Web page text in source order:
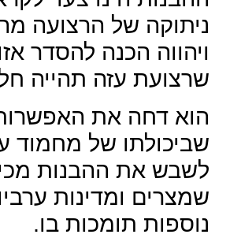
ניתוקה של הרצועה
ויהווה הכנה להסדר
שרצועת עזה תהייה
הוא דחה את
שביכולתו של מחמוד
לשבש את ההבנות
שמצרים ומדינות
נוספות תומכות בו.